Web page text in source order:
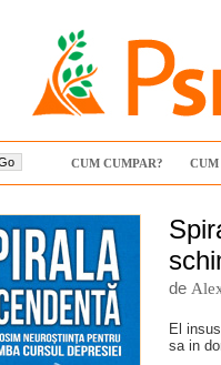
CUM CUMPAR? CUM
de
El
sa in